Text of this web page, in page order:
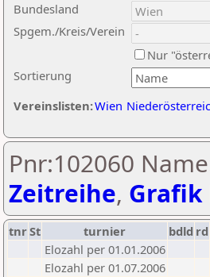
Sortierung
Bundesland
Spgem./Kreis/Verein
Nur
Vereinslisten:Wien
Pnr:102060
Zeitreihe,
tnrSt turnier bdld rd
Elozahl per 01.01.2006
Elozahl per 01.07.2006